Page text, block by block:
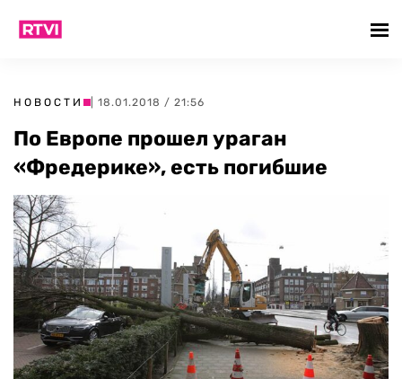
НОВОСТИ | 18.01.2018 / 21:56
По Европе прошел ураган
«Фредерике», есть погибшие